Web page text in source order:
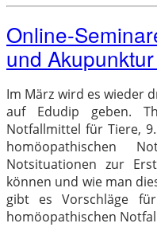
Online-
und
Im März wird es wieder
auf Edudip geben.
Notfallmittel für Tiere,
homöopathischen
Notsituationen zur
können und wie man
gibt es Vorschläge
homöopathischen